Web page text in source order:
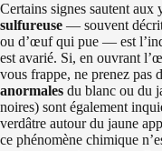
Certains signes sautent aux
sulfureuse — souvent
ou d’œuf qui pue — est
est avarié. Si, en ouvrant
vous frappe, ne prenez pas
anormales du blanc ou du
noires) sont également
verdâtre autour du jaune
ce phénomène chimique